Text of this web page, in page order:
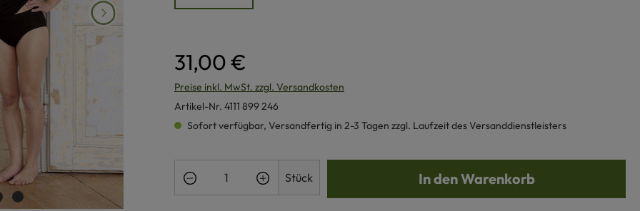
31,00 €
Preise inkl. MwSt. zzgl. Versandkosten
Artikel-Nr. 4111 899 246
Sofort verfügbar, Versandfertig in 2-3 Tagen zzgl. Laufzeit des Versanddienstleisters
Produkt Anzahl: Gib den gewünschten Wert ein oder
Stück In den Warenkorb